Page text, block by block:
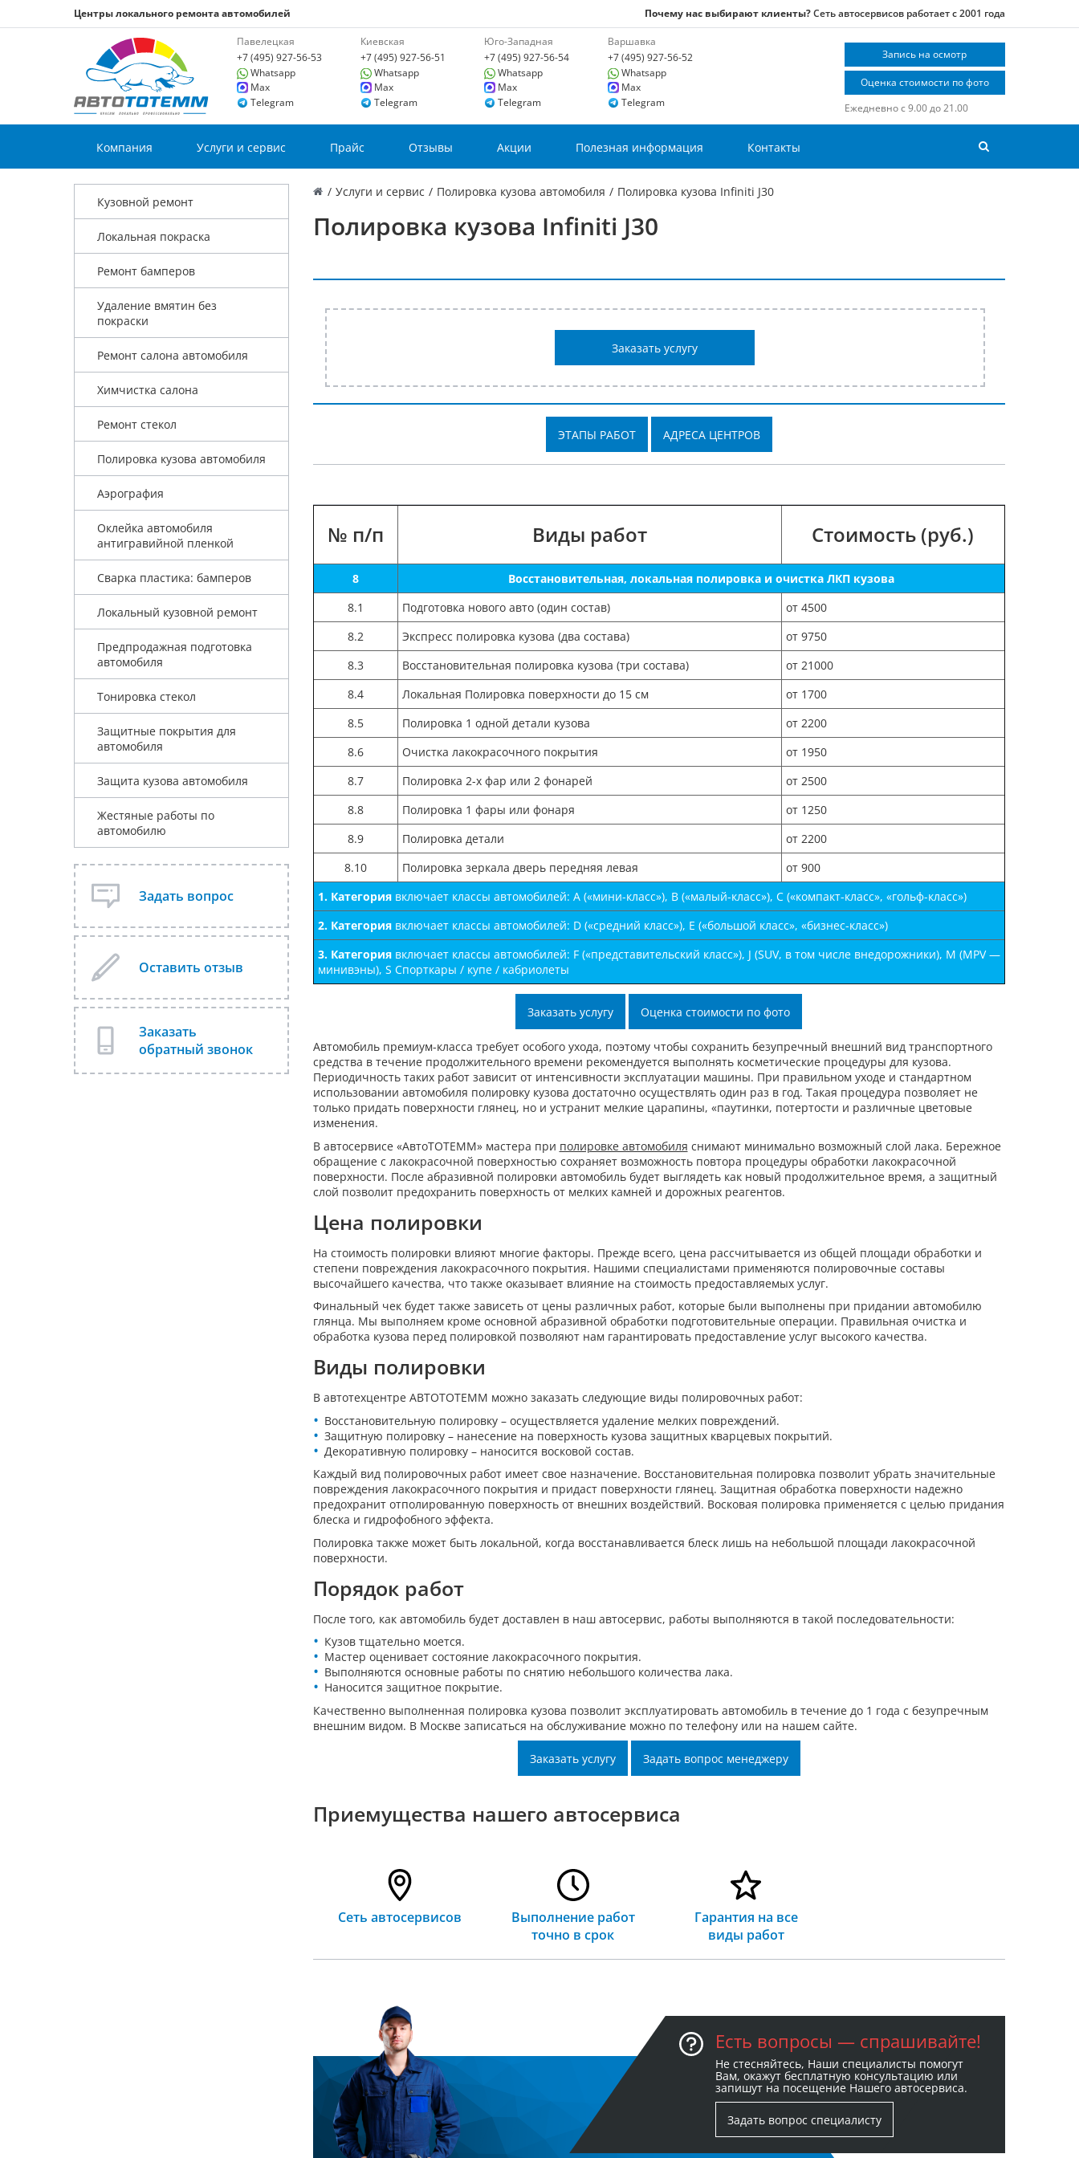
Центры локального ремонта автомобилей Почему нас выбирают клиенты?Сеть автосервисов работает с 2001 года
Павелецкая
+7 (495) 927-56-53
Whatsapp
Max
Telegram
Киевская
+7 (495) 927-56-51
Whatsapp
Max
Telegram
Юго-Западная
+7 (495) 927-56-54
Whatsapp
Max
Telegram
Варшавка
+7 (495) 927-56-52
Whatsapp
Max
Telegram
Запись на осмотр
Оценка стоимости по фото
Ежедневно с 9.00 до 21.00
Компания Услуги и сервис Прайс Отзывы Акции Полезная информация Контакты
/ Услуги и сервис / Полировка кузова автомобиля / Полировка кузова Infiniti J30
Полировка кузова Infiniti J30
Кузовной ремонт
Локальная покраска
Ремонт бамперов
Удаление вмятин без
покраски
Ремонт салона автомобиля
Химчистка салона
Ремонт стекол
Полировка кузова автомобиля
Аэрография
Оклейка автомобиля
антигравийной пленкой
Сварка пластика: бамперов
Локальный кузовной ремонт
Предпродажная подготовка
автомобиля
Тонировка стекол
Защитные покрытия для
автомобиля
Защита кузова автомобиля
Жестяные работы по
автомобилю
Задать вопрос
Оставить отзыв
Заказать
обратный звонок
Заказать услугу
ЭТАПЫ РАБОТ АДРЕСА ЦЕНТРОВ
№ п/п Виды работ Стоимость (руб.)
8
Восстановительная, локальная полировка и очистка ЛКП кузова
8.1
Подготовка нового авто (один состав)
от 4500
8.2
Экспресс полировка кузова (два состава)
от 9750
8.3
Восстановительная полировка кузова (три состава)
от 21000
8.4
Локальная Полировка поверхности до 15 см
от 1700
8.5
Полировка 1 одной детали кузова
от 2200
8.6
Очистка лакокрасочного покрытия
от 1950
8.7
Полировка 2-х фар или 2 фонарей
от 2500
8.8
Полировка 1 фары или фонаря
от 1250
8.9
Полировка детали
от 2200
8.10
Полировка зеркала дверь передняя левая
от 900
1. Категориявключает классы автомобилей: А («мини-класс»), B («малый-класс»), С («компакт-класс», «гольф-класс»)
2. Категориявключает классы автомобилей: D («средний класс»), E («большой класс», «бизнес-класс»)
3. Категориявключает классы автомобилей: F («представительский класс»), J (SUV, в том числе внедорожники), М (MPV —
минивэны), S Спорткары / купе / кабриолеты
Заказать услугу Оценка стоимости по фото
Автомобиль премиум-класса требует особого ухода, поэтому чтобы сохранить безупречный внешний вид транспортного
средства в течение продолжительного времени рекомендуется выполнять косметические процедуры для кузова.
Периодичность таких работ зависит от интенсивности эксплуатации машины. При правильном уходе и стандартном
использовании автомобиля полировку кузова достаточно осуществлять один раз в год. Такая процедура позволяет не
только придать поверхности глянец, но и устранит мелкие царапины, «паутинки, потертости и различные цветовые
изменения.
В автосервисе «АвтоТОТЕММ» мастера при полировке автомобиля снимают минимально возможный слой лака. Бережное
обращение с лакокрасочной поверхностью сохраняет возможность повтора процедуры обработки лакокрасочной
поверхности. После абразивной полировки автомобиль будет выглядеть как новый продолжительное время, а защитный
слой позволит предохранить поверхность от мелких камней и дорожных реагентов.
Цена полировки
На стоимость полировки влияют многие факторы. Прежде всего, цена рассчитывается из общей площади обработки и
степени повреждения лакокрасочного покрытия. Нашими специалистами применяются полировочные составы
высочайшего качества, что также оказывает влияние на стоимость предоставляемых услуг.
Финальный чек будет также зависеть от цены различных работ, которые были выполнены при придании автомобилю
глянца. Мы выполняем кроме основной абразивной обработки подготовительные операции. Правильная очистка и
обработка кузова перед полировкой позволяют нам гарантировать предоставление услуг высокого качества.
Виды полировки
В автотехцентре АВТОТОТЕММ можно заказать следующие виды полировочных работ:
Восстановительную полировку – осуществляется удаление мелких повреждений.
Защитную полировку – нанесение на поверхность кузова защитных кварцевых покрытий.
Декоративную полировку – наносится восковой состав.
Каждый вид полировочных работ имеет свое назначение. Восстановительная полировка позволит убрать значительные
повреждения лакокрасочного покрытия и придаст поверхности глянец. Защитная обработка поверхности надежно
предохранит отполированную поверхность от внешних воздействий. Восковая полировка применяется с целью придания
блеска и гидрофобного эффекта.
Полировка также может быть локальной, когда восстанавливается блеск лишь на небольшой площади лакокрасочной
поверхности.
Порядок работ
После того, как автомобиль будет доставлен в наш автосервис, работы выполняются в такой последовательности:
Кузов тщательно моется.
Мастер оценивает состояние лакокрасочного покрытия.
Выполняются основные работы по снятию небольшого количества лака.
Наносится защитное покрытие.
Качественно выполненная полировка кузова позволит эксплуатировать автомобиль в течение до 1 года с безупречным
внешним видом. В Москве записаться на обслуживание можно по телефону или на нашем сайте.
Заказать услугу Задать вопрос менеджеру
Приемущества нашего автосервиса
Сеть автосервисов
Выполнение работ
точно в срок
Гарантия на все
виды работ
Есть вопросы — спрашивайте!
Не стесняйтесь, Наши специалисты помогут
Вам, окажут бесплатную консультацию или
запишут на посещение Нашего автосервиса.
Задать вопрос специалисту